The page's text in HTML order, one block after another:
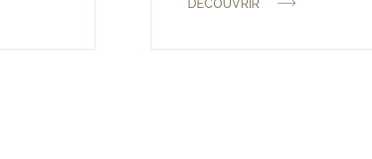
DÉCOUVRIR